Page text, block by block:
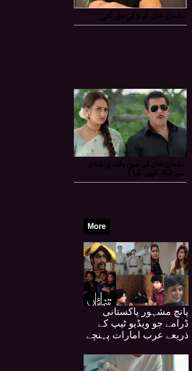
More
پانچ مشہور پاکستانی
ڈرامے جو ویڈیو ٹیپ کے
ذریعے عرب امارات پہنچے